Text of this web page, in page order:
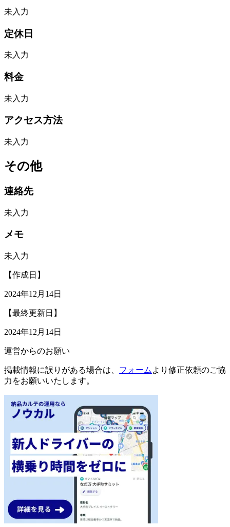
未入力
定休日
未入力
料金
未入力
アクセス方法
未入力
その他
連絡先
未入力
メモ
未入力
【作成日】
2024年12月14日
【最終更新日】
2024年12月14日
運営からのお願い
掲載情報に誤りがある場合は、 フォーム より修正依頼のご協
力をお願いいたします。